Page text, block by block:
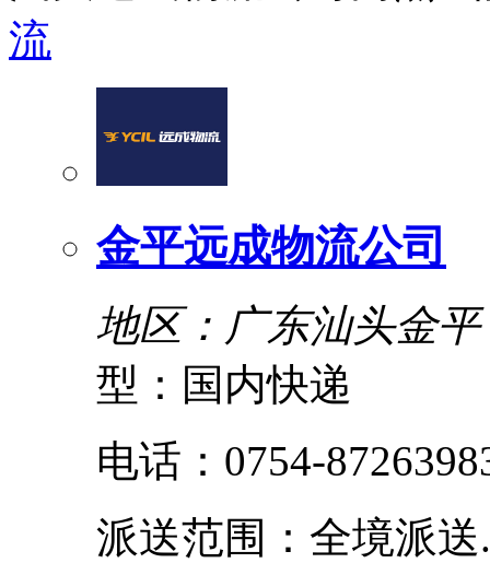
流
金平远成物流公司
地区：广东汕头金平
型：国内快递
电话：0754-
派送范围：全境派送